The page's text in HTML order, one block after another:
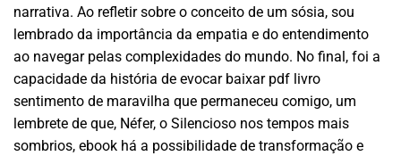
narrativa. Ao refletir sobre o conceito de um sósia, sou
lembrado da importância da empatia e do entendimento
ao navegar pelas complexidades do mundo. No final, foi a
capacidade da história de evocar baixar pdf livro
sentimento de maravilha que permaneceu comigo, um
lembrete de que, Néfer, o Silencioso nos tempos mais
sombrios, ebook há a possibilidade de transformação e